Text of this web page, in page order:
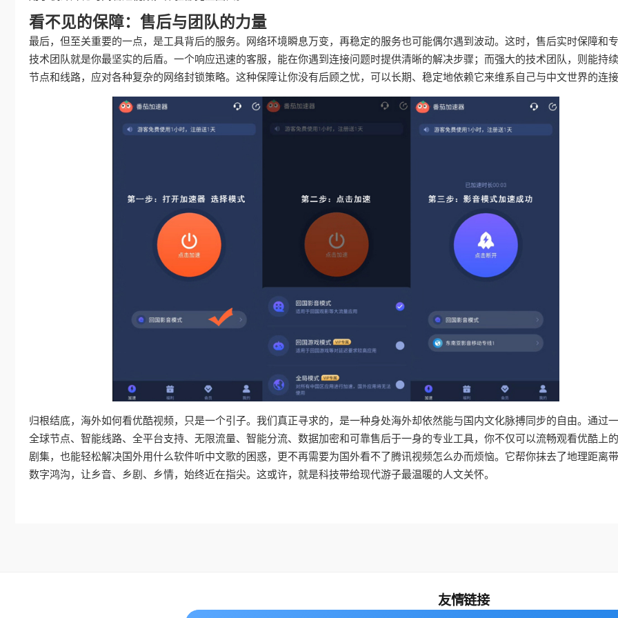
看不见的保障：售后与团队的力量
最后，但至关重要的一点，是工具背后的服务。网络环境瞬息万变，再稳定的服务也可能偶尔遇到波动。这时，售后实时保障和
技术团队就是你最坚实的后盾。一个响应迅速的客服，能在你遇到连接问题时提供清晰的解决步骤；而强大的技术团队，则能持
节点和线路，应对各种复杂的网络封锁策略。这种保障让你没有后顾之忧，可以长期、稳定地依赖它来维系自己与中文世界的连接
归根结底，海外如何看优酷视频，只是一个引子。我们真正寻求的，是一种身处海外却依然能与国内文化脉搏同步的自由。通过
全球节点、智能线路、全平台支持、无限流量、智能分流、数据加密和可靠售后于一身的专业工具，你不仅可以流畅观看优酷上
剧集，也能轻松解决国外用什么软件听中文歌的困惑，更不再需要为国外看不了腾讯视频怎么办而烦恼。它帮你抹去了地理距离
数字鸿沟，让乡音、乡剧、乡情，始终近在指尖。这或许，就是科技带给现代游子最温暖的人文关怀。
友情链接